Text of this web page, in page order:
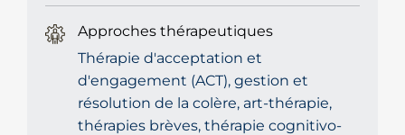
Approches thérapeutiques
Thérapie d'acceptation et
d'engagement (ACT), gestion et
résolution de la colère, art-thérapie,
thérapies brèves, thérapie cognitivo-